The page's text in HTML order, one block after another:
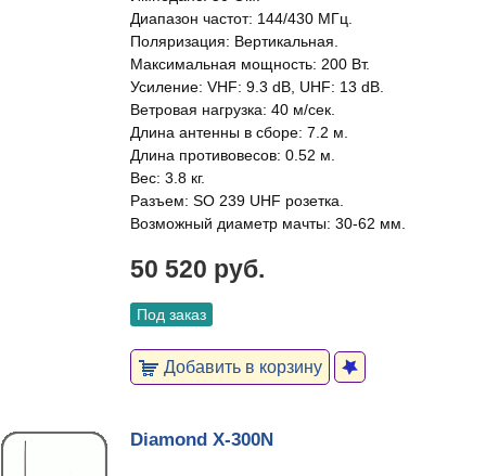
Диапазон частот: 144/430 МГц.
Поляризация: Вертикальная.
Максимальная мощность: 200 Вт.
Усиление: VHF: 9.3 dB, UHF: 13 dB.
Ветровая нагрузка: 40 м/сек.
Длина антенны в сборе: 7.2 м.
Длина противовесов: 0.52 м.
Вес: 3.8 кг.
Разъем: SO 239 UHF розетка.
Возможный диаметр мачты: 30-62 мм.
50 520 руб.
Под заказ
Добавить в корзину
Diamond X-300N